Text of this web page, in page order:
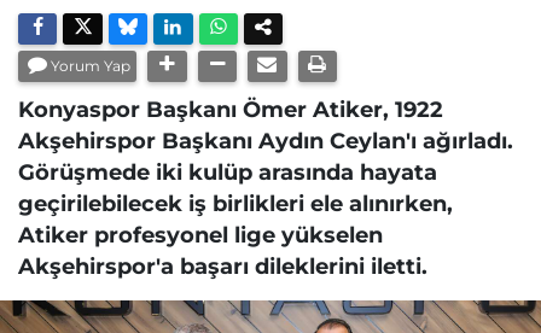
Yorum Yap
Konyaspor Başkanı Ömer Atiker, 1922
Akşehirspor Başkanı Aydın Ceylan'ı ağırladı.
Görüşmede iki kulüp arasında hayata
geçirilebilecek iş birlikleri ele alınırken,
Atiker profesyonel lige yükselen
Akşehirspor'a başarı dileklerini iletti.